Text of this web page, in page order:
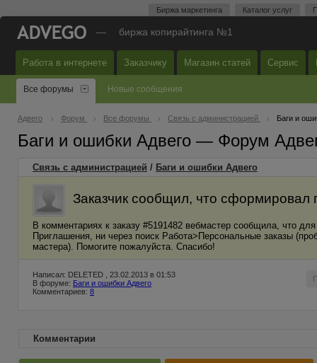
Биржа маркетинга Каталог услуг
— биржа копирайтинга №1
Работа в интернете Заказчику Магазин статей Сервис
Все форумы Новые сообщения
Адвего Форум Все форумы Связь с администрацией Баги и
Баги и ошибки Адвего — Форум
Связь с администрацией / Баги и ошибки Адвего
Заказчик сообщил, что сформировал
В комментариях к заказу #5191482 вебмастер сообщила, что
Приглашения, ни через поиск Работа>Персональные заказы
мастера). Помогите пожалуйста. Спасибо!
Написал: DELETED , 23.02.2013 в 01:53
В форуме: Баги и ошибки Адвего
Комментариев: 8
Комментарии